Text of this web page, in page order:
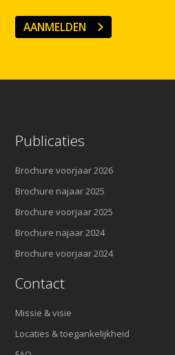
AANMELDEN
Publicaties
Brochure voorjaar 2026
Brochure najaar 2025
Brochure voorjaar 2025
Brochure najaar 2024
Brochure voorjaar 2024
Contact
Missie & visie
Locaties & toegankelijkheid